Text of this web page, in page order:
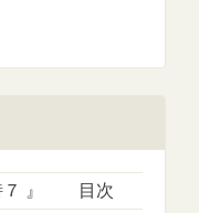
詩７ 』 目次